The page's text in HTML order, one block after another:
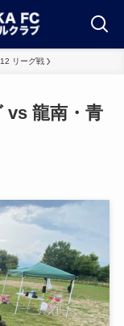
リーグ戦
vs 龍南・青